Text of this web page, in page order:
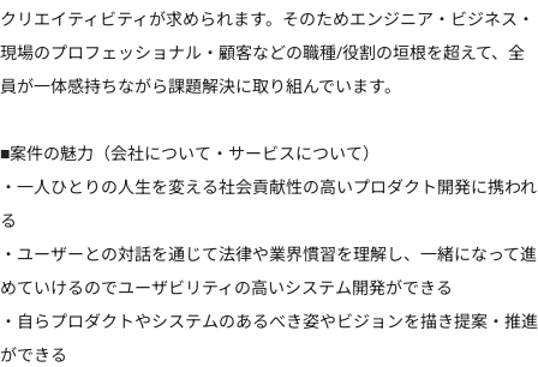
クリエイティビティが求められます。そのためエンジニア・ビジネス・
現場のプロフェッショナル・顧客などの職種/役割の垣根を超えて、全
員が一体感持ちながら課題解決に取り組んでいます。
■案件の魅力（会社について・サービスについて）
・一人ひとりの人生を変える社会貢献性の高いプロダクト開発に携われ
る
・ユーザーとの対話を通じて法律や業界慣習を理解し、一緒になって進
めていけるのでユーザビリティの高いシステム開発ができる
・自らプロダクトやシステムのあるべき姿やビジョンを描き提案・推進
ができる